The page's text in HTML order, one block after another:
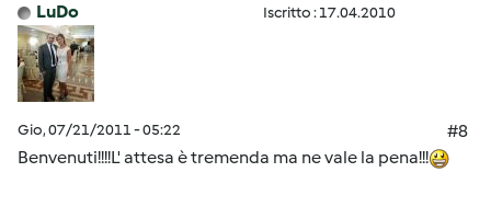
LuDo Iscritto : 17.04.2010
Gio, 07/21/2011 - 05:22
#8
Benvenuti!!!!L' attesa è tremenda ma ne vale la pena!!!